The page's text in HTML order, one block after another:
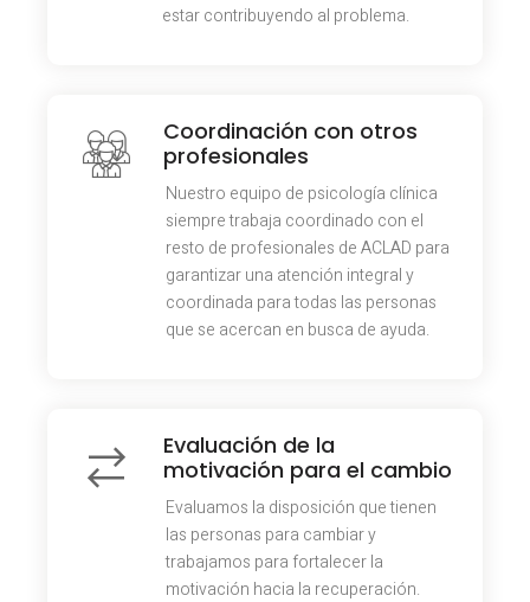
estar contribuyendo al problema.
Coordinación con otros
profesionales
Nuestro equipo de psicología clínica
siempre trabaja coordinado con el
resto de profesionales de ACLAD para
garantizar una atención integral y
coordinada para todas las personas
que se acercan en busca de ayuda.
Evaluación de la
motivación para el cambio
Evaluamos la disposición que tienen
las personas para cambiar y
trabajamos para fortalecer la
motivación hacia la recuperación.